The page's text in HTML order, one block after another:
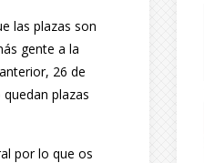
las plazas son
gente a la
26 de
plazas
por lo que os